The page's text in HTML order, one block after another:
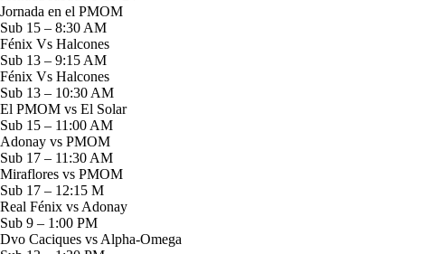
Jornada en el PMOM
Sub 15 – 8:30 AM
Fénix Vs Halcones
Sub 13 – 9:15 AM
Fénix Vs Halcones
Sub 13 – 10:30 AM
El PMOM vs El Solar
Sub 15 – 11:00 AM
Adonay vs PMOM
Sub 17 – 11:30 AM
Miraflores vs PMOM
Sub 17 – 12:15 M
Real Fénix vs Adonay
Sub 9 – 1:00 PM
Dvo Caciques vs Alpha-Omega